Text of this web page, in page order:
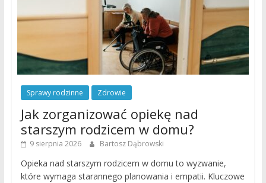
Sprawy rodzinne Zdrowie
Jak zorganizować opiekę nad
starszym rodzicem w domu?
9 sierpnia 2026 Bartosz Dąbrowski
Opieka nad starszym rodzicem w domu to wyzwanie,
które wymaga starannego planowania i empatii. Kluczowe